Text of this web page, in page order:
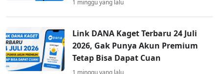
1 minggu yang lalu
Link DANA Kaget Terbaru 24 Juli
2026, Gak Punya Akun Premium
Tetap Bisa Dapat Cuan